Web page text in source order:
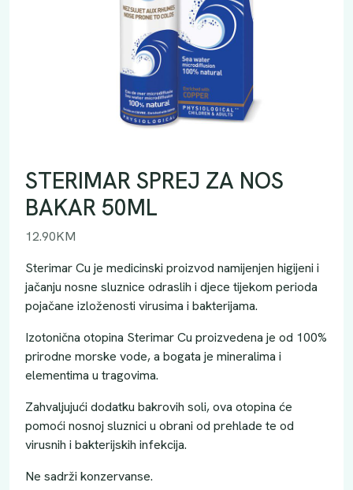
STERIMAR SPREJ ZA NOS
BAKAR 50ML
12.90KM
Sterimar Cu je medicinski proizvod namijenjen higijeni i
jačanju nosne sluznice odraslih i djece tijekom perioda
pojačane izloženosti virusima i bakterijama.
Izotonična otopina Sterimar Cu proizvedena je od 100%
prirodne morske vode, a bogata je mineralima i
elementima u tragovima.
Zahvaljujući dodatku bakrovih soli, ova otopina će
pomoći nosnoj sluznici u obrani od prehlade te od
virusnih i bakterijskih infekcija.
Ne sadrži konzervanse.